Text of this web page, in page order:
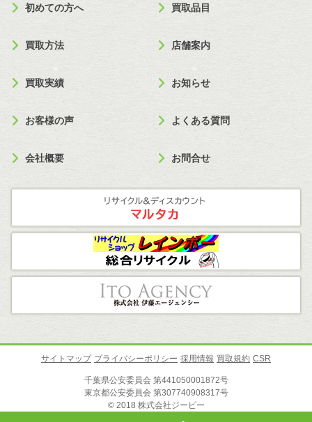
初めての方へ 買取品目
買取方法 店舗案内
買取実績 お知らせ
お客様の声 よくある質問
会社概要 お問合せ
サイトマップ プライバシーポリシー 採用情報 買取規約 CSR
千葉県公安委員会 第441050001872号
東京都公安委員会 第307740908317号
© 2018 株式会社ジーピー